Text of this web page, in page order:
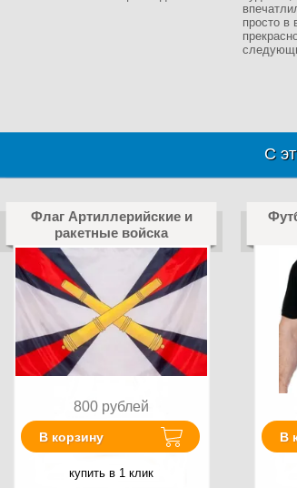
просто в
С
Флаг Артиллерийские и
ракетные войска
800 рублей
В корзину
купить в 1 клик
В